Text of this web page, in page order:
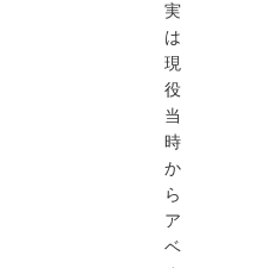
実
は
現
役
当
時
か
ら
ア
ベ